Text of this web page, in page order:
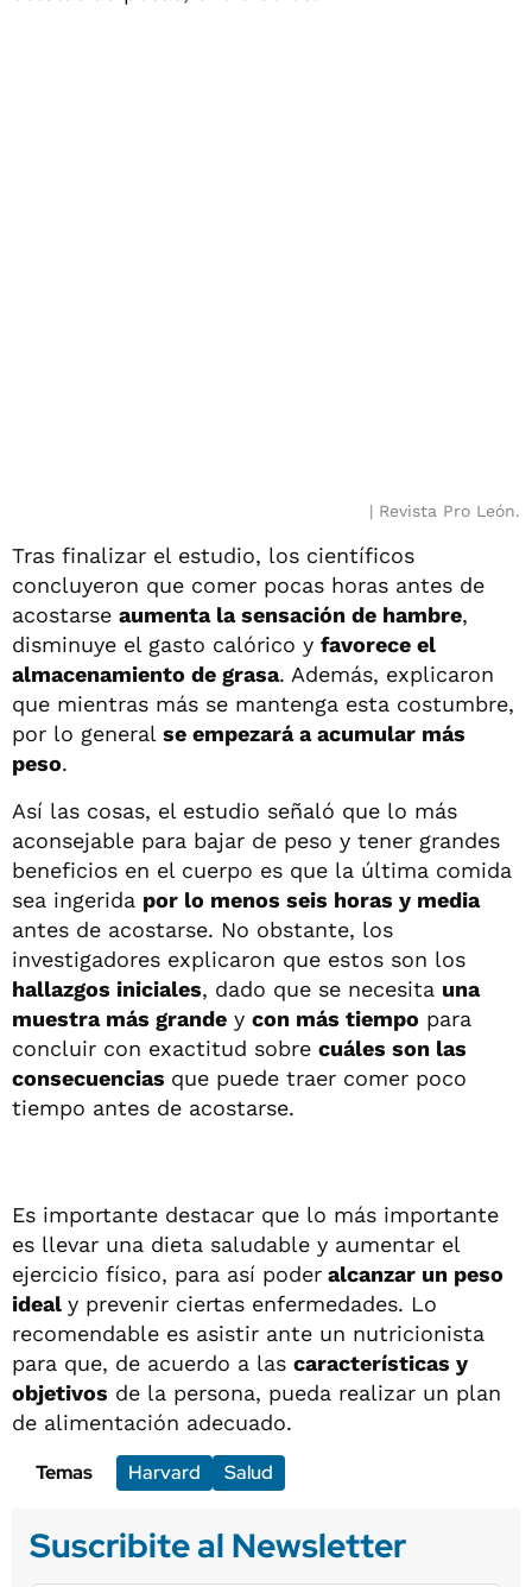
Revista Pro León.
Tras finalizar el estudio, los científicos
concluyeron que comer pocas horas antes de
acostarse aumenta la sensación de hambre,
disminuye el gasto calórico y favorece el
almacenamiento de grasa. Además, explicaron
que mientras más se mantenga esta costumbre,
por lo general se empezará a acumular más
peso.
Así las cosas, el estudio señaló que lo más
aconsejable para bajar de peso y tener grandes
beneficios en el cuerpo es que la última comida
sea ingerida por lo menos seis horas y media
antes de acostarse. No obstante, los
investigadores explicaron que estos son los
hallazgos iniciales, dado que se necesita una
muestra más grande y con más tiempo para
concluir con exactitud sobre cuáles son las
consecuencias que puede traer comer poco
tiempo antes de acostarse.
Es importante destacar que lo más importante
es llevar una dieta saludable y aumentar el
ejercicio físico, para así poder alcanzar un peso
ideal y prevenir ciertas enfermedades. Lo
recomendable es asistir ante un nutricionista
para que, de acuerdo a las características y
objetivos de la persona, pueda realizar un plan
de alimentación adecuado.
Temas
Harvard Salud
Suscribite al Newsletter